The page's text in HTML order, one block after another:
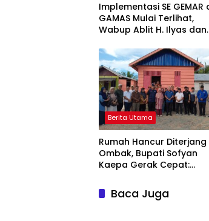
Implementasi SE GEMAR
GAMAS Mulai Terlihat,
Wabup Ablit H. Ilyas dan
Kompak Ambil Rapor
Berita Utama
Rumah Hancur Diterjang
Ombak, Bupati Sofyan
Kaepa Gerak Cepat:
Diserahkan!
Baca Juga